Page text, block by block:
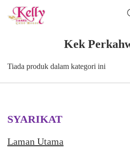
Kek
Tiada produk dalam kategori ini
SYARIKAT
Laman Utama